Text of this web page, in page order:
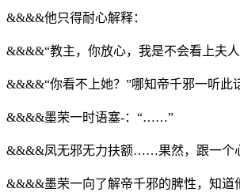
&&&&他只得耐心解释：
&&&&“教主，你放心，我是不会看上夫
&&&&“你看不上她？”哪知帝千邪一听此
&&&&墨荣一时语塞-：“……”
&&&&凤无邪无力扶额……果然，跟一个
&&&&墨荣一向了解帝千邪的脾性，知道